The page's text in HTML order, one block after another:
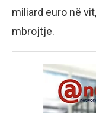
miliard euro në
mbrojtje.